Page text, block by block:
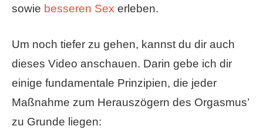
sowie besseren Sex erleben.
Um noch tiefer zu gehen, kannst du dir auch
dieses Video anschauen. Darin gebe ich dir
einige fundamentale Prinzipien, die jeder
Maßnahme zum Herauszögern des Orgasmus’
zu Grunde liegen: